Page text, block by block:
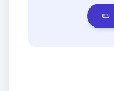
📜